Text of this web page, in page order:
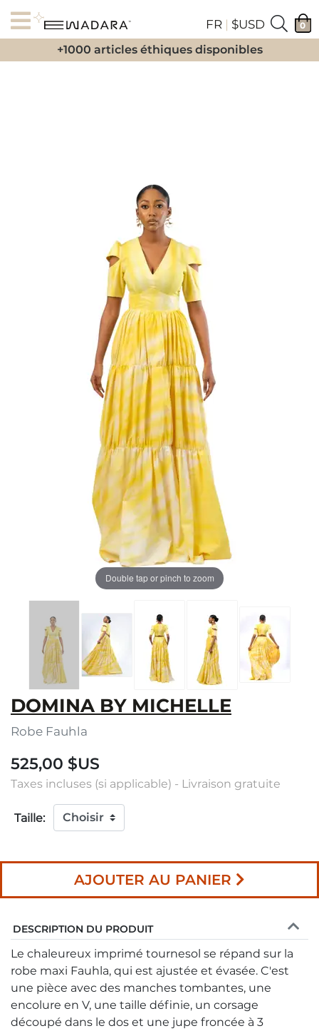
FR | $USD 0
+1000 articles éthiques disponibles
Double tap or pinch to zoom
DOMINA BY MICHELLE
Robe Fauhla
525,00 $US
Taxes incluses (si applicable) - Livraison gratuite
Taille:
AJOUTER AU PANIER
DESCRIPTION DU PRODUIT
Le chaleureux imprimé tournesol se répand sur la
robe maxi Fauhla, qui est ajustée et évasée. C'est
une pièce avec des manches tombantes, une
encolure en V, une taille définie, un corsage
découpé dans le dos et une jupe froncée à 3